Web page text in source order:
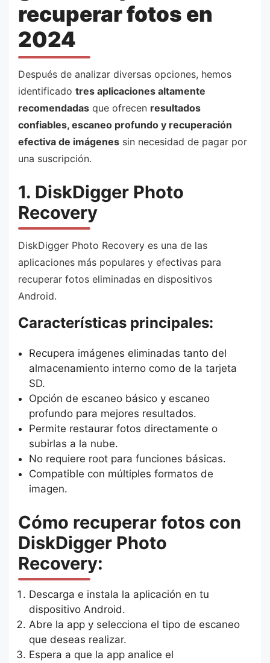
recuperar fotos en
2024
Después de analizar diversas opciones, hemos
identificado tres aplicaciones altamente
recomendadas que ofrecen resultados
confiables, escaneo profundo y recuperación
efectiva de imágenes sin necesidad de pagar por
una suscripción.
1. DiskDigger Photo
Recovery
DiskDigger Photo Recovery es una de las
aplicaciones más populares y efectivas para
recuperar fotos eliminadas en dispositivos
Android.
Características principales:
Recupera imágenes eliminadas tanto del
almacenamiento interno como de la tarjeta
SD.
Opción de escaneo básico y escaneo
profundo para mejores resultados.
Permite restaurar fotos directamente o
subirlas a la nube.
No requiere root para funciones básicas.
Compatible con múltiples formatos de
imagen.
Cómo recuperar fotos con
DiskDigger Photo
Recovery:
Descarga e instala la aplicación en tu
dispositivo Android.
Abre la app y selecciona el tipo de escaneo
que deseas realizar.
Espera a que la app analice el